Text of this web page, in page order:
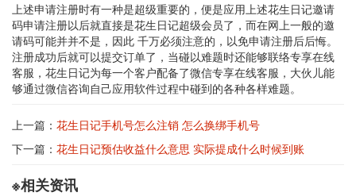
上述申请注册时有一种是超级重要的，便是应用上述花生日记邀请
码申请注册以后就直接是花生日记超级会员了，而在网上一般的邀
请码可能并并不是，因此 千万必须注意的，以免申请注册后后悔。
注册成功后就可以提交订单了，当碰以难题时还能够联络专享在线
客服，花生日记为每一个客户配备了微信专享在线客服，大伙儿能
够通过微信咨询自己应用软件过程中碰到的各种各样难题。
上一篇： 花生日记手机号怎么注销 怎么换绑手机号
下一篇： 花生日记预估收益什么意思 实际提成什么时候到账
※相关资讯